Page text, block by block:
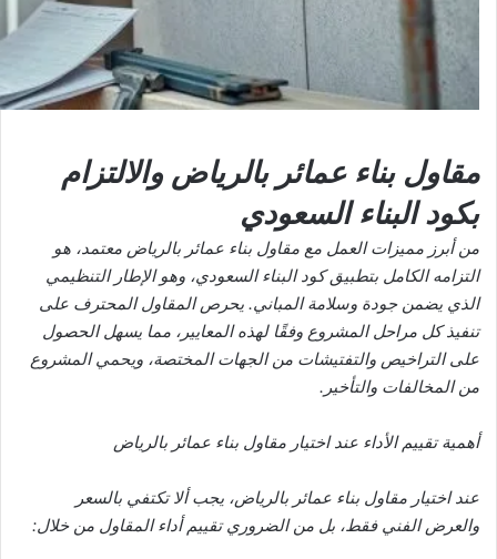
مقاول بناء عمائر بالرياض والالتزام
بكود البناء السعودي
من أبرز مميزات العمل مع مقاول بناء عمائر بالرياض معتمد، هو
التزامه الكامل بتطبيق كود البناء السعودي، وهو الإطار التنظيمي
الذي يضمن جودة وسلامة المباني. يحرص المقاول المحترف على
تنفيذ كل مراحل المشروع وفقًا لهذه المعايير، مما يسهل الحصول
على التراخيص والتفتيشات من الجهات المختصة، ويحمي المشروع
من المخالفات والتأخير.
أهمية تقييم الأداء عند اختيار مقاول بناء عمائر بالرياض
عند اختيار مقاول بناء عمائر بالرياض، يجب ألا تكتفي بالسعر
والعرض الفني فقط، بل من الضروري تقييم أداء المقاول من خلال: